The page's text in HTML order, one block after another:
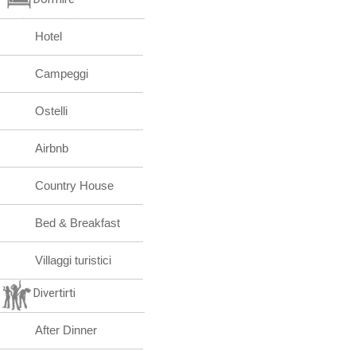
Hotel
Campeggi
Ostelli
Airbnb
Country House
Bed & Breakfast
Villaggi turistici
Divertirti
After Dinner